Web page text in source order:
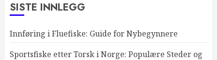
SISTE INNLEGG
Innføring i Fluefiske: Guide for Nybegynnere
Sportsfiske etter Torsk i Norge: Populære Steder og